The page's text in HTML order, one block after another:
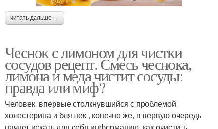
читать дальше →
Чеснок с лимоном для чистки
сосудов рецепт. Смесь чеснока,
лимона и меда чистит сосуды:
правда или миф?
Человек, впервые столкнувшийся с проблемой
холестерина и бляшек , конечно же, в первую очередь